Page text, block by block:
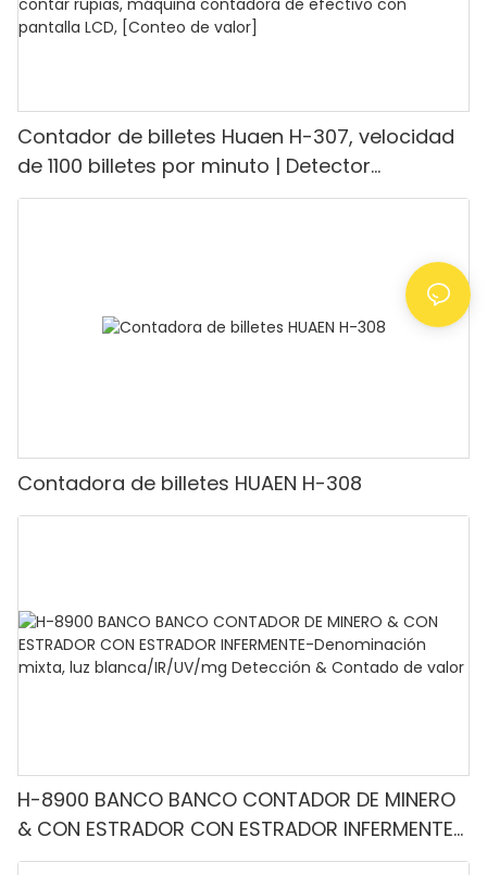
Contador de billetes Huaen H-307, velocidad
de 1100 billetes por minuto | Detector
UV/magnético/infrarrojo/falsificación,
Contadora de billetes HUAEN H-308
H-8900 BANCO BANCO CONTADOR DE MINERO
& CON ESTRADOR CON ESTRADOR INFERMENTE-
Denominación mixta, luz blanca/IR/UV/mg